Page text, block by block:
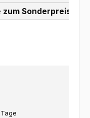
Sonderpreis: